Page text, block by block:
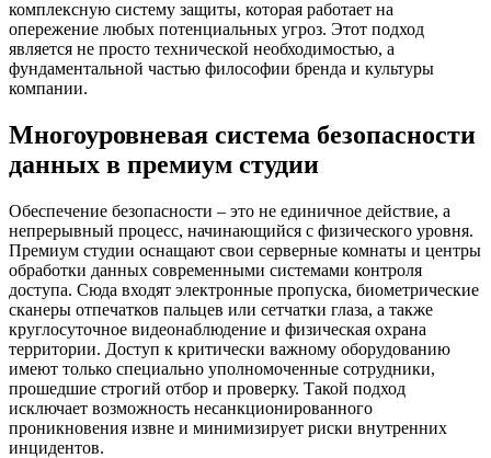
комплексную систему защиты, которая работает на
опережение любых потенциальных угроз. Этот подход
является не просто технической необходимостью, а
фундаментальной частью философии бренда и культуры
компании.
Многоуровневая система безопасности
данных в премиум студии
Обеспечение безопасности – это не единичное действие, а
непрерывный процесс, начинающийся с физического уровня.
Премиум студии оснащают свои серверные комнаты и центры
обработки данных современными системами контроля
доступа. Сюда входят электронные пропуска, биометрические
сканеры отпечатков пальцев или сетчатки глаза, а также
круглосуточное видеонаблюдение и физическая охрана
территории. Доступ к критически важному оборудованию
имеют только специально уполномоченные сотрудники,
прошедшие строгий отбор и проверку. Такой подход
исключает возможность несанкционированного
проникновения извне и минимизирует риски внутренних
инцидентов.